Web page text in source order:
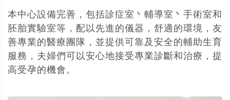
本中心設備完善，包括診症室丶輔導室丶手術室和
胚胎實驗室等，配以先進的儀器，舒適的環境，友
善專業的醫療團隊，並提供可靠及安全的輔助生育
服務，夫婦們可以安心地接受專業診斷和治療，提
高受孕的機會。